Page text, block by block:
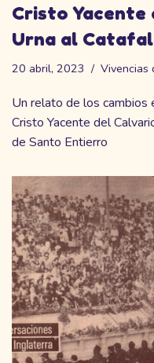
Cristo Yacente
Urna al
20 abril, 2023 Vivencias
Un relato de los cambios
Cristo Yacente del
de Santo Entierro